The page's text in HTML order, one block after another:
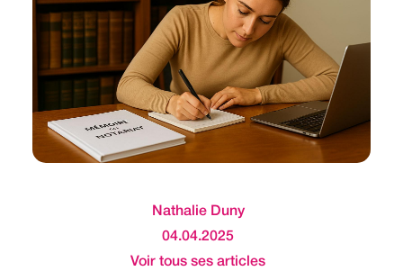
Nathalie Duny
04.04.2025
Voir tous ses articles